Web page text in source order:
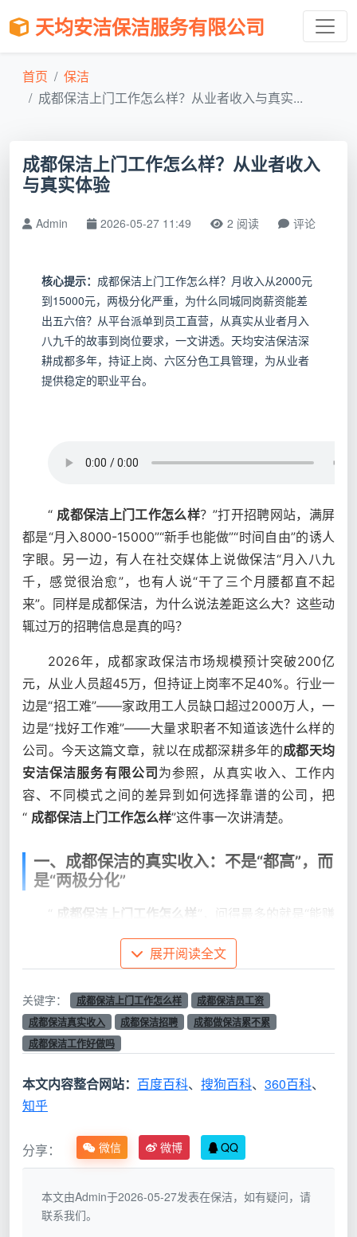
天均安洁保洁服务有限公司
首页
保洁
成都保洁上门工作怎么样？从业者收入与真实...
成都保洁上门工作怎么样？从业者收入
与真实体验
Admin 2026-05-27 11:49 2 阅读 评论
核心提示： 成都保洁上门工作怎么样？月收入从2000元
到15000元，两极分化严重，为什么同城同岗薪资能差
出五六倍？从平台派单到员工直营，从真实从业者月入
八九千的故事到岗位要求，一文讲透。天均安洁保洁深
耕成都多年，持证上岗、六区分色工具管理，为从业者
提供稳定的职业平台。
“ 成都保洁上门工作怎么样？”打开招聘网站，满屏
都是“月入8000-15000”“新手也能做”“时间自由”的诱人
字眼。另一边，有人在社交媒体上说做保洁“月入八九
千，感觉很治愈”，也有人说“干了三个月腰都直不起
来”。同样是成都保洁，为什么说法差距这么大？这些动
辄过万的招聘信息是真的吗？
2026年，成都家政保洁市场规模预计突破200亿
元，从业人员超45万，但持证上岗率不足40%。行业一
边是“招工难”——家政用工人员缺口超过2000万人，一
边是“找好工作难”——大量求职者不知道该选什么样的
公司。今天这篇文章，就以在成都深耕多年的成都天均
安洁保洁服务有限公司 为参照，从真实收入、工作内
容、不同模式之间的差异到如何选择靠谱的公司，把
“ 成都保洁上门工作怎么样”这件事一次讲清楚。
一、成都保洁的真实收入：不是“都高”，而
是“两极分化”
成都保洁上门工作怎么样 ”，问得最多的就是“能赚
多少钱”。但成都保洁的收入并不是一个单一的数字，而
是一条跨度极大的光谱。
从招聘数据来看，成都保洁员的月收入大致可以分
为以下几个层次：
入
层
月薪范
典型岗位 主要特点
基
础
层
2000-
4000
元
小区保洁员、
写字楼保洁、
固定工资+包吃
大、追求稳定的人
展开阅读全文
关键字： 成都保洁上门工作怎么样
成都保洁员工资
成都保洁真实收入
成都保洁招聘
成都做保洁累不累
成都保洁工作好做吗
本文内容整合网站： 百度百科、 搜狗百科、 360百科、
知乎
分享： 微信 微博 QQ
本文由Admin于2026-05-27发表在保洁，如有疑问，请
联系我们。